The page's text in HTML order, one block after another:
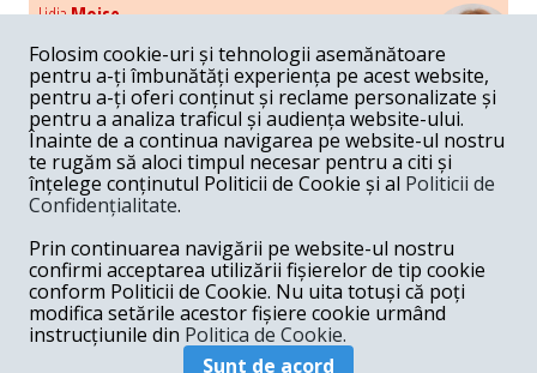
LidiaMoise
Costurile economice ale haosului politic
Opinii / Economia nu poate rezista cu retorica falsă a
susținerii intereselor poporului, care, de fapt, ascunde
obsesia menținerii privilegiilor și a averilor unor caste.
Melania Cincea
Noi puseuri de xenofobie din partea românilor
„neaoși”
Periodic, în spațiul public sunt voci care lansează
mesaje xenofobe la adresa câte unui politician care deranjează un
anumit grup politico-mediatic, într-un anumit moment.
ArmandGosu
Unirea cu Moldova: modele istorice
Unirea cu Moldova depinde de intensitatea
Folosim cookie-uri și tehnologii asemănătoare
pentru a-ți îmbunătăți experiența pe acest website,
pentru a-ți oferi conținut și reclame personalizate și
pentru a analiza traficul și audiența website-ului.
Înainte de a continua navigarea pe website-ul nostru
te rugăm să aloci timpul necesar pentru a citi și
înțelege conținutul Politicii de Cookie și al Politicii de
Confidențialitate.
Prin continuarea navigării pe website-ul nostru
confirmi acceptarea utilizării fișierelor de tip cookie
conform Politicii de Cookie. Nu uita totuși că poți
modifica setările acestor fișiere cookie urmând
instrucțiunile din Politica de Cookie.
Sunt de acord